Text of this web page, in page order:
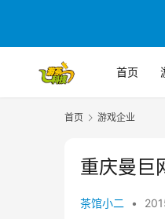
首页
首页 游戏企业
重庆曼巨
茶馆小二 •